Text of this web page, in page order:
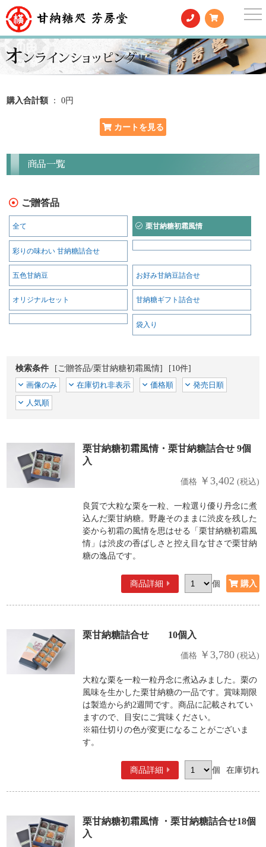
購入合計額 ： 0円
商品一覧
ご贈答品
全て 栗甘納糖初霜風情
彩りの味わい 甘納糖詰合せ
五色甘納豆 お好み甘納豆詰合せ
オリジナルセット 甘納糖ギフト詰合せ
袋入り
検索条件 [ご贈答品/栗甘納糖初霜風情]
[10件]
画像のみ
在庫切れ非表示 価格順
発売日順
人気順
栗甘納糖初霜風情・栗甘納糖詰合せ 9個
入
価格 ￥3,402 (税込)
良質で大粒な栗を一粒、一粒選り優り丹念に煮
込んだ栗甘納糖。野趣そのままに渋皮を残した
姿から初霜の風情を思はせる「栗甘納糖初霜風
情」は渋皮の香ばしさと控え目な甘さで栗甘納
糖の逸品です。
商品詳細 個
栗甘納糖詰合せ 10個入
価格 ￥3,780(税込)
大粒な栗を一粒一粒丹念に煮込みました。栗の
風味を生かした栗甘納糖の一品です。賞味期限
は製造から約2週間です。商品に記載されてい
ますので、目安にご賞味ください。
※箱仕切りの色が変更になることがございま
す。
商品詳細 個 在庫切れ
栗甘納糖初霜風情 ・栗甘納糖詰合せ18個
入